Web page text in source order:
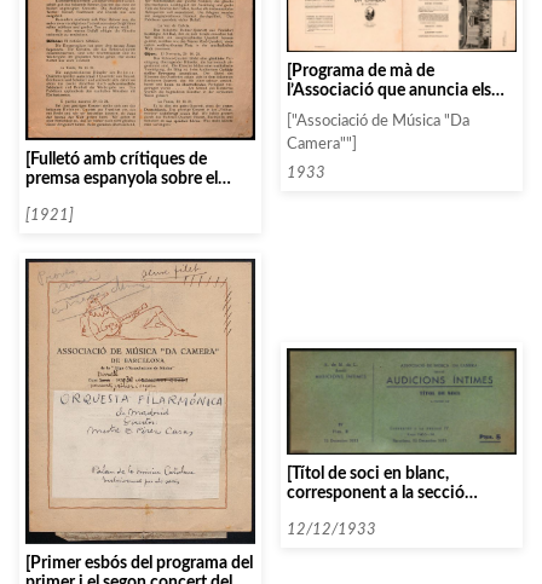
[Fulletó amb crítiques de
premsa espanyola sobre el
[1921]
[Programa de mà de
l’Associació que anuncia els
primers concerts de la
temporada 33-34 retallat]
["Associació de Música "Da
Camera""]
1933
[Primer esbós del programa del
[Títol de soci en blanc,
corresponent a la secció
12/12/1933